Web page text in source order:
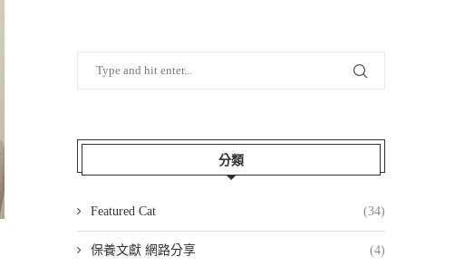
分類
Featured Cat (34)
保養文獻 網路分享 (4)